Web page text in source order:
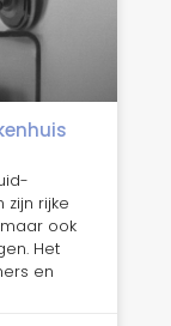
rijke
ook
Het
en